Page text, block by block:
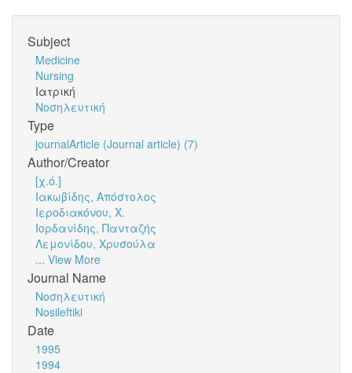
Subject
Medicine
Nursing
Ιατρική
Νοσηλευτική
Type
journalArticle (Journal article) (7)
Author/Creator
[χ.ό.]
Ιακωβίδης, Απόστολος
Ιεροδιακόνου, Χ.
Ιορδανίδης, Πανταζής
Λεμονίδου, Χρυσούλα
... View More
Journal Name
Νοσηλευτική
Nosileftiki
Date
1995
1994